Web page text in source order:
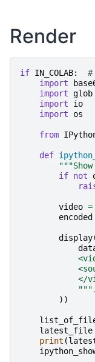
Render
if IN_COLAB:
import
import glob
import
io
import
os
from
def
if not
video =
encoded
display
</
            """
.
))
latest_file
print (